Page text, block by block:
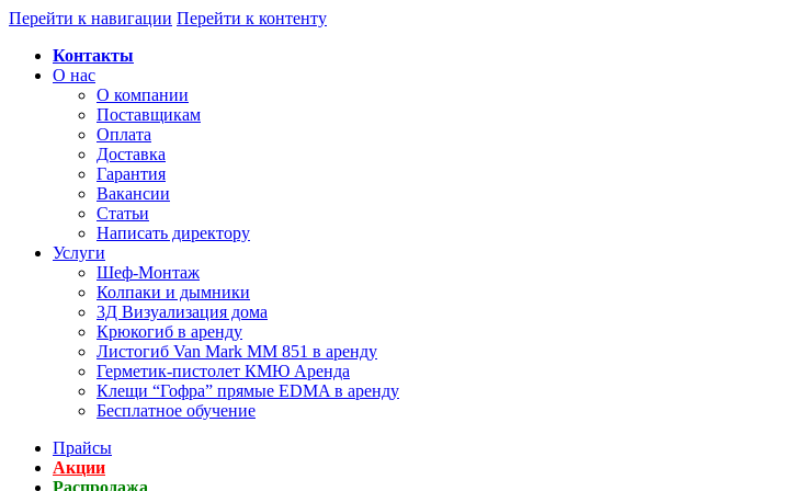
Перейти к навигации Перейти к контенту
Контакты
О нас
О компании
Поставщикам
Оплата
Доставка
Гарантия
Вакансии
Статьи
Написать директору
Услуги
Шеф-Монтаж
Колпаки и дымники
3Д Визуализация дома
Крюкогиб в аренду
Листогиб Van Mark MM 851 в аренду
Герметик-пистолет КМЮ Аренда
Клещи “Гофра” прямые EDMA в аренду
Бесплатное обучение
Прайсы
Акции
Распродажа